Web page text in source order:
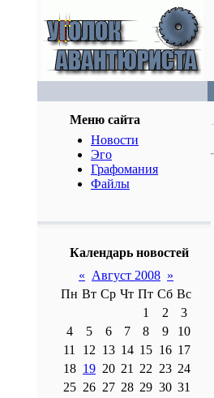
Меню сайта
Новости
Эго
Графомания
Файлы
Календарь новостей
« Август 2008 »
Пн Вт Ср Чт Пт Сб Вс
1
2
3
4
5 6 7 8 9
10
11
12 13 14 15 16 17
18 19 20 21 22 23 24
25 26 27 28 29 30 31